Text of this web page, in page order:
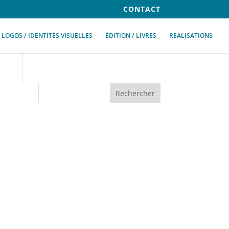
CONTACT
LOGOS / IDENTITÉS VISUELLES ÉDITION / LIVRES REALISATIONS